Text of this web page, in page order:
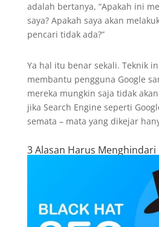
adalah bertanya, “Apakah ini
saya? Apakah saya akan
pencari tidak ada?”
Ya hal itu benar sekali. Teknik
membantu pengguna Google
mereka mungkin saja tidak
jika Search Engine seperti
semata – mata yang dikejar
3 Alasan Harus Menghindari